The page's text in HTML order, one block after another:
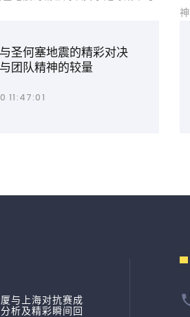
圣何塞地震的精彩对决
团队精神的较量
11:47:01
与上海对抗赛成
析及精彩瞬间回